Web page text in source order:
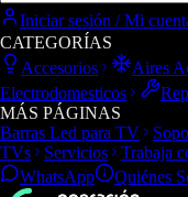
Iniciar sesión / Mi
CATEGORÍAS
Accesorios
Aires
Electrodomesticos
MÁS PÁGINAS
Barras Led para TV
TVs
Servicios
Trabaja
WhatsApp
Quiénes